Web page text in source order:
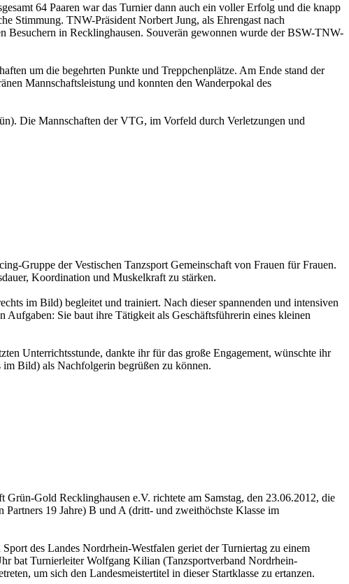
64 Paaren war das Turnier dann auch ein voller Erfolg und die knapp
Stimmung. TNW-Präsident Norbert Jung, als Ehrengast nach
Besuchern in Recklinghausen. Souverän gewonnen wurde der BSW-TNW-
um die begehrten Punkte und Treppchenplätze. Am Ende stand der
Mannschaftsleistung und konnten den Wanderpokal des
Die Mannschaften der VTG, im Vorfeld durch Verletzungen und
Gruppe der Vestischen Tanzsport Gemeinschaft von Frauen für Frauen.
Koordination und Muskelkraft zu stärken.
im Bild) begleitet und trainiert. Nach dieser spannenden und intensiven
Sie baut ihre Tätigkeit als Geschäftsführerin eines kleinen
Unterrichtsstunde, dankte ihr für das große Engagement, wünschte ihr
Bild) als Nachfolgerin begrüßen zu können.
Grün-Gold Recklinghausen e.V. richtete am Samstag, den 23.06.2012, die
Partners 19 Jahre) B und A (dritt- und zweithöchste Klasse im
des Landes Nordrhein-Westfalen geriet der Turniertag zu einem
bat Turnierleiter Wolfgang Kilian (Tanzsportverband Nordrhein-
um sich den Landesmeistertitel in dieser Startklasse zu ertanzen.